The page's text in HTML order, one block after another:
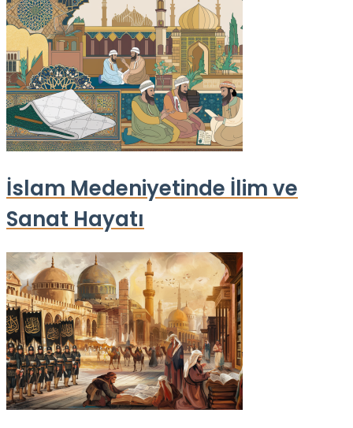
İslam Medeniyetinde İlim ve
Sanat Hayatı